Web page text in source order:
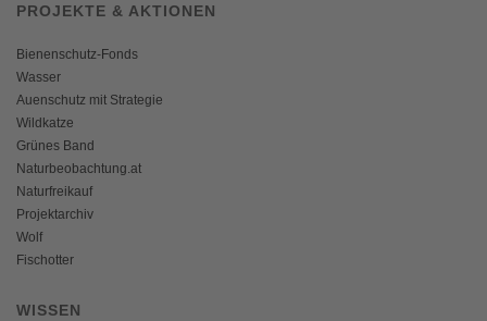
PROJEKTE & AKTIONEN
Bienenschutz-Fonds
Wasser
Auenschutz mit Strategie
Wildkatze
Grünes Band
Naturbeobachtung.at
Naturfreikauf
Projektarchiv
Wolf
Fischotter
WISSEN